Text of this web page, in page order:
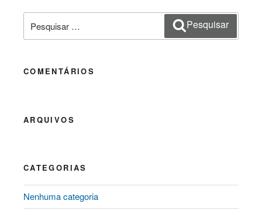
por:
Pesquisar
COMENTÁRIOS
ARQUIVOS
CATEGORIAS
Nenhuma categoria